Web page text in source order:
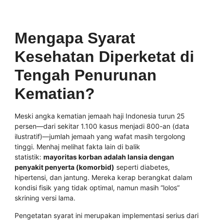
Mengapa Syarat
Kesehatan Diperketat di
Tengah Penurunan
Kematian?
Meski angka kematian jemaah haji Indonesia turun 25
persen—dari sekitar 1.100 kasus menjadi 800-an (data
ilustratif)—jumlah jemaah yang wafat masih tergolong
tinggi. Menhaj melihat fakta lain di balik
statistik: mayoritas korban adalah lansia dengan
penyakit penyerta (komorbid) seperti diabetes,
hipertensi, dan jantung. Mereka kerap berangkat dalam
kondisi fisik yang tidak optimal, namun masih “lolos”
skrining versi lama.
Pengetatan syarat ini merupakan implementasi serius dari